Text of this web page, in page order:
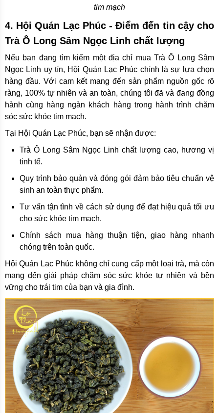
tim mạch
4. Hội Quán Lạc Phúc - Điểm đến tin cậy cho
Trà Ô Long Sâm Ngọc Linh chất lượng
Nếu bạn đang tìm kiếm một địa chỉ mua Trà Ô Long Sâm
Ngọc Linh uy tín, Hội Quán Lạc Phúc chính là sự lựa chọn
hàng đầu. Với cam kết mang đến sản phẩm nguồn gốc rõ
ràng, 100% tự nhiên và an toàn, chúng tôi đã và đang đồng
hành cùng hàng ngàn khách hàng trong hành trình chăm
sóc sức khỏe tim mạch.
Tại Hội Quán Lạc Phúc, bạn sẽ nhận được:
Trà Ô Long Sâm Ngọc Linh chất lượng cao, hương vị
tinh tế.
Quy trình bảo quản và đóng gói đảm bảo tiêu chuẩn vệ
sinh an toàn thực phẩm.
Tư vấn tận tình về cách sử dụng để đạt hiệu quả tối ưu
cho sức khỏe tim mạch.
Chính sách mua hàng thuận tiện, giao hàng nhanh
chóng trên toàn quốc.
Hội Quán Lạc Phúc không chỉ cung cấp một loại trà, mà còn
mang đến giải pháp chăm sóc sức khỏe tự nhiên và bền
vững cho trái tim của bạn và gia đình.